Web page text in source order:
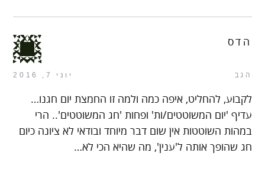
הגב יוני 7, 2016
הדס
לקבוע, להחליט, איפה כמה ולמה זו החמצת יום חגנו…
עדיף 'יום המשוטטים/ות' ופחות 'חג המשוטטים'.. הרי
במהות השוטטות אין שום דבר מיוחד ובודאי לא ציונה כיום
חג שהופך אותה ל'ענין', מה שהיא הכי לא…